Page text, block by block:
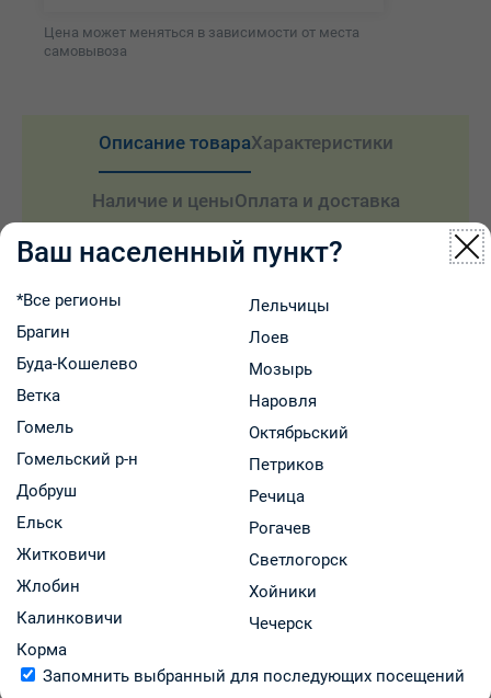
Цена может меняться в зависимости от места
самовывоза
Описание товараХарактеристики
Наличие и ценыОплата и доставка
Описание товара
Тиогамма Турбо - лекарственный препарат, содержит
тиоктовую кислоту (альфа-липоевую кислоту).
Тиоктовая (или альфа-липоевая) кислота является
антиоксидантом, веществом, нейтрализующим
потенциально вредные химические вещества,
называемые свободными радикалами, которые могут
причинить вред, если они образуются
неконтролируемым образом из-за болезни, токсинов
или старения.
Препарат Тиогамма Турбо показан к применению у
взрослых старше 18 лет:
- диабетическая полинейропатия;
- алкогольная полинейропатия.
Способ действия препарата Тиогамма Турбо:
Ваш населенный пункт?
*Все регионы
Брагин
Буда-Кошелево
Ветка
Гомель
Гомельский р-н
Добруш
Ельск
Житковичи
Жлобин
Калинковичи
Корма
Лельчицы
Лоев
Мозырь
Наровля
Октябрьский
Петриков
Речица
Рогачев
Светлогорск
Хойники
Чечерск
Запомнить выбранный для последующих посещений